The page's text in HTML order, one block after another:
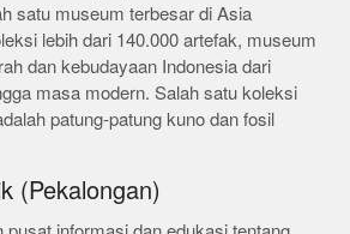
satu museum terbesar di Asia
lebih dari 140.000 artefak, museum
dan kebudayaan Indonesia dari
masa modern. Salah satu koleksi
patung-patung kuno dan fosil
(Pekalongan)